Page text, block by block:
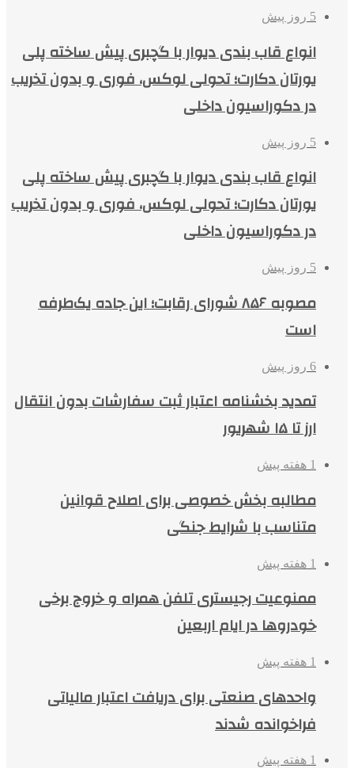
5 روز پیش
انواع قاب بندی دیوار با گچبری پیش ساخته پلی
یورتان دکارت؛ تحولی لوکس، فوری و بدون تخریب
در دکوراسیون داخلی
5 روز پیش
انواع قاب بندی دیوار با گچبری پیش ساخته پلی
یورتان دکارت؛ تحولی لوکس، فوری و بدون تخریب
در دکوراسیون داخلی
5 روز پیش
مصوبه ۸۵۶ شورای رقابت؛ این جاده یک‌طرفه
است
6 روز پیش
تمدید بخشنامه اعتبار ثبت سفارشات بدون انتقال
ارز تا ۱۵ شهریور
1 هفته پیش
مطالبه بخش خصوصی برای اصلاح قوانین
متناسب با شرایط جنگی
1 هفته پیش
ممنوعیت رجیستری تلفن همراه و خروج برخی
خودروها در ایام اربعین
1 هفته پیش
واحدهای صنعتی برای دریافت اعتبار مالیاتی
فراخوانده شدند
1 هفته پیش